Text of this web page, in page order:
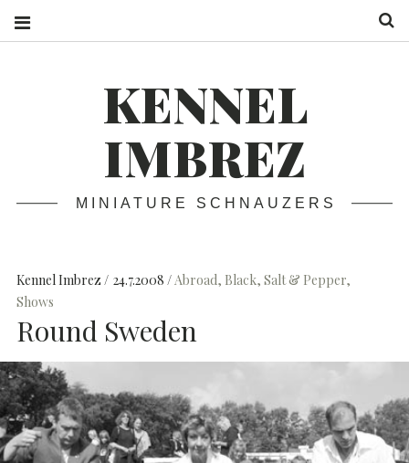
KENNEL
IMBREZ
MINIATURE SCHNAUZERS
Kennel Imbrez 24.7.2008 Abroad, Black, Salt & Pepper,
Shows
Round Sweden